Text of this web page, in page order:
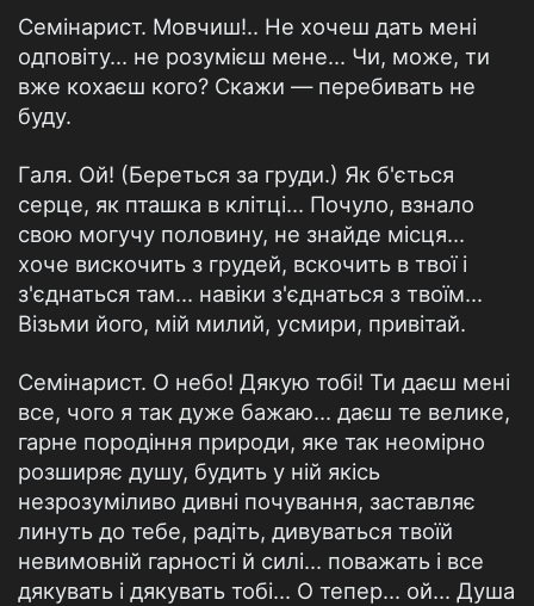
Семінарист. Мовчиш!.. Не хочеш дать мені
одповіту... не розумієш мене... Чи, може, ти
вже кохаєш кого? Скажи — перебивать не
буду.
Галя. Ой! (Береться за груди.) Як б'ється
серце, як пташка в клітці... Почуло, взнало
свою могучу половину, не знайде місця...
хоче вискочить з грудей, вскочить в твої і
з'єднаться там... навіки з'єднаться з твоїм...
Візьми його, мій милий, усмири, привітай.
Семінарист. О небо! Дякую тобі! Ти даєш мені
все, чого я так дуже бажаю... даєш те велике,
гарне породіння природи, яке так неомірно
розширяє душу, будить у ній якісь
незрозуміливо дивні почування, заставляє
линуть до тебе, радіть, дивуваться твоїй
невимовній гарності й силі... поважать і все
дякувать і дякувать тобі... О тепер... ой... Душа